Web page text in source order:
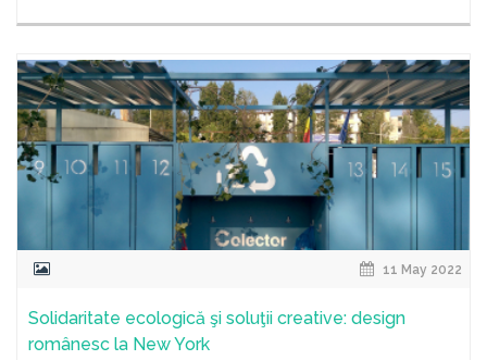
11 May 2022
Solidaritate ecologică şi soluţii creative: design
românesc la New York